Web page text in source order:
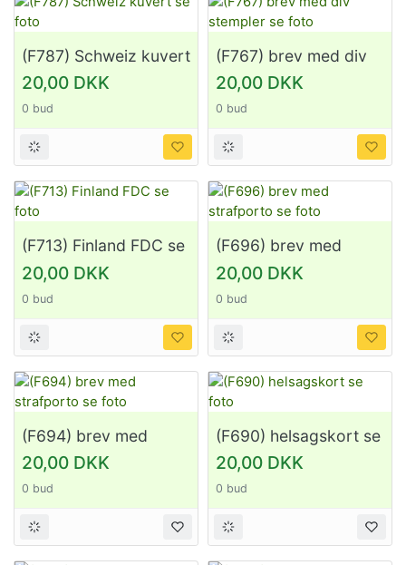
(F787) Schweiz kuvert
se foto
20,00 DKK
0 bud
(F767) brev med div
stempler se foto
20,00 DKK
0 bud
(F713) Finland FDC se
foto
20,00 DKK
0 bud
(F696) brev med
strafporto se foto
20,00 DKK
0 bud
(F694) brev med
strafporto se foto
20,00 DKK
0 bud
(F690) helsagskort se
foto
20,00 DKK
0 bud